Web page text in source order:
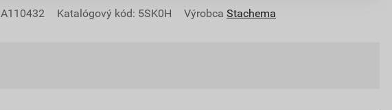
A110432 Katalógový kód: 5SK0H Výrobca Stachema